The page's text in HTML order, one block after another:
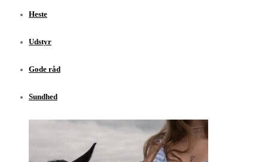
Heste
Udstyr
Gode råd
Sundhed